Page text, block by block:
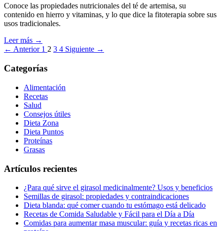
Conoce las propiedades nutricionales del té de artemisa, su
contenido en hierro y vitaminas, y lo que dice la fitoterapia sobre sus
usos tradicionales.
Leer más →
← Anterior 1 2 3 4 Siguiente →
Categorías
Alimentación
Recetas
Salud
Consejos útiles
Dieta Zona
Dieta Puntos
Proteínas
Grasas
Artículos recientes
¿Para qué sirve el girasol medicinalmente? Usos y beneficios
Semillas de girasol: propiedades y contraindicaciones
Dieta blanda: qué comer cuando tu estómago está delicado
Recetas de Comida Saludable y Fácil para el Día a Día
Comidas para aumentar masa muscular: guía y recetas ricas en